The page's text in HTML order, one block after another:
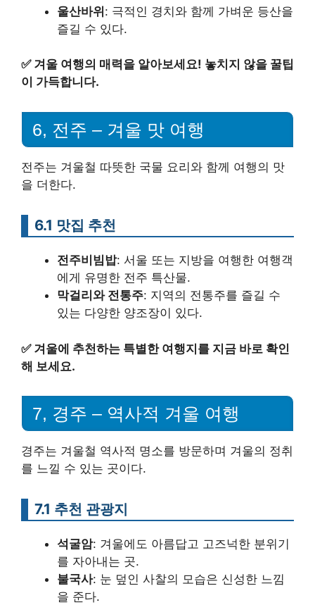
울산바위: 극적인 경치와 함께 가벼운 등산을
즐길 수 있다.
✅ 겨울 여행의 매력을 알아보세요! 놓치지 않을 꿀팁
이 가득합니다.
6, 전주 – 겨울 맛 여행
전주는 겨울철 따뜻한 국물 요리와 함께 여행의 맛
을 더한다.
6.1 맛집 추천
전주비빔밥: 서울 또는 지방을 여행한 여행객
에게 유명한 전주 특산물.
막걸리와 전통주: 지역의 전통주를 즐길 수
있는 다양한 양조장이 있다.
✅ 겨울에 추천하는 특별한 여행지를 지금 바로 확인
해 보세요.
7, 경주 – 역사적 겨울 여행
경주는 겨울철 역사적 명소를 방문하며 겨울의 정취
를 느낄 수 있는 곳이다.
7.1 추천 관광지
석굴암: 겨울에도 아름답고 고즈넉한 분위기
를 자아내는 곳.
불국사: 눈 덮인 사찰의 모습은 신성한 느낌
을 준다.